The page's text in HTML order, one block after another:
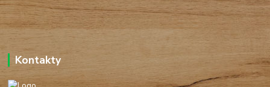
Kontakty